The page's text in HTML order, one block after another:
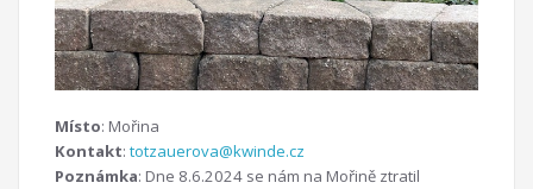
Místo: Mořina
Kontakt: totzauerova@kwinde.cz
Poznámka: Dne 8.6.2024 se nám na Mořině ztratil